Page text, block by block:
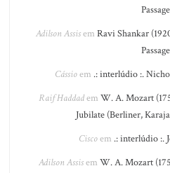
Adilson Assisem Ravi Shankar
Cássioem .: interlúdio :.
Raif Haddadem W. A. Mozart
Jubilate (Berliner,
Ciscoem .: interlúdio :.
Adilson Assisem W. A. Mozart